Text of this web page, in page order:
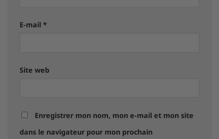
E-mail *
Site web
Enregistrer mon nom, mon e-mail et mon site
dans le navigateur pour mon prochain